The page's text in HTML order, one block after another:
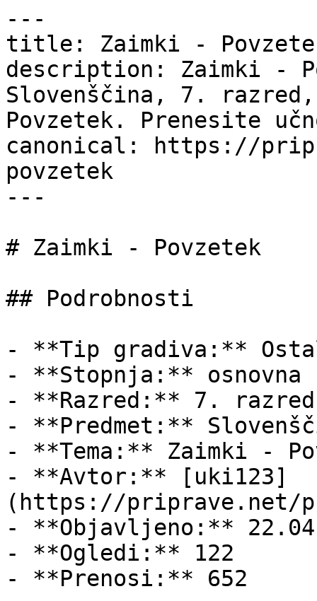
---
title: Zaimki -
description: Zaimki -
Slovenščina, 7.
Povzetek. Prenesite
canonical: https://
povzetek
---
# Zaimki - Povzetek
## Podrobnosti
- **Tip gradiva:**
- **Stopnja:** osnovna
- **Razred:** 7. razred
- **Predmet:**
- **Tema:** Zaimki -
- **Avtor:** [uki123]
(https://priprave.net/
- **Objavljeno:**
- **Ogledi:** 122
- **Prenosi:** 652